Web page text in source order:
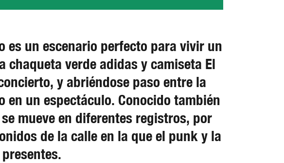
es un escenario perfecto para vivir un
chaqueta verde adidas y camiseta El
y abriéndose paso entre la
un espectáculo. Conocido también
mueve en diferentes registros, por
de la calle en la que el punk y la